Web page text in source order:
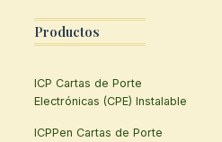
Productos
ICP Cartas de Porte
Electrónicas (CPE) Instalable
ICPPen Cartas de Porte